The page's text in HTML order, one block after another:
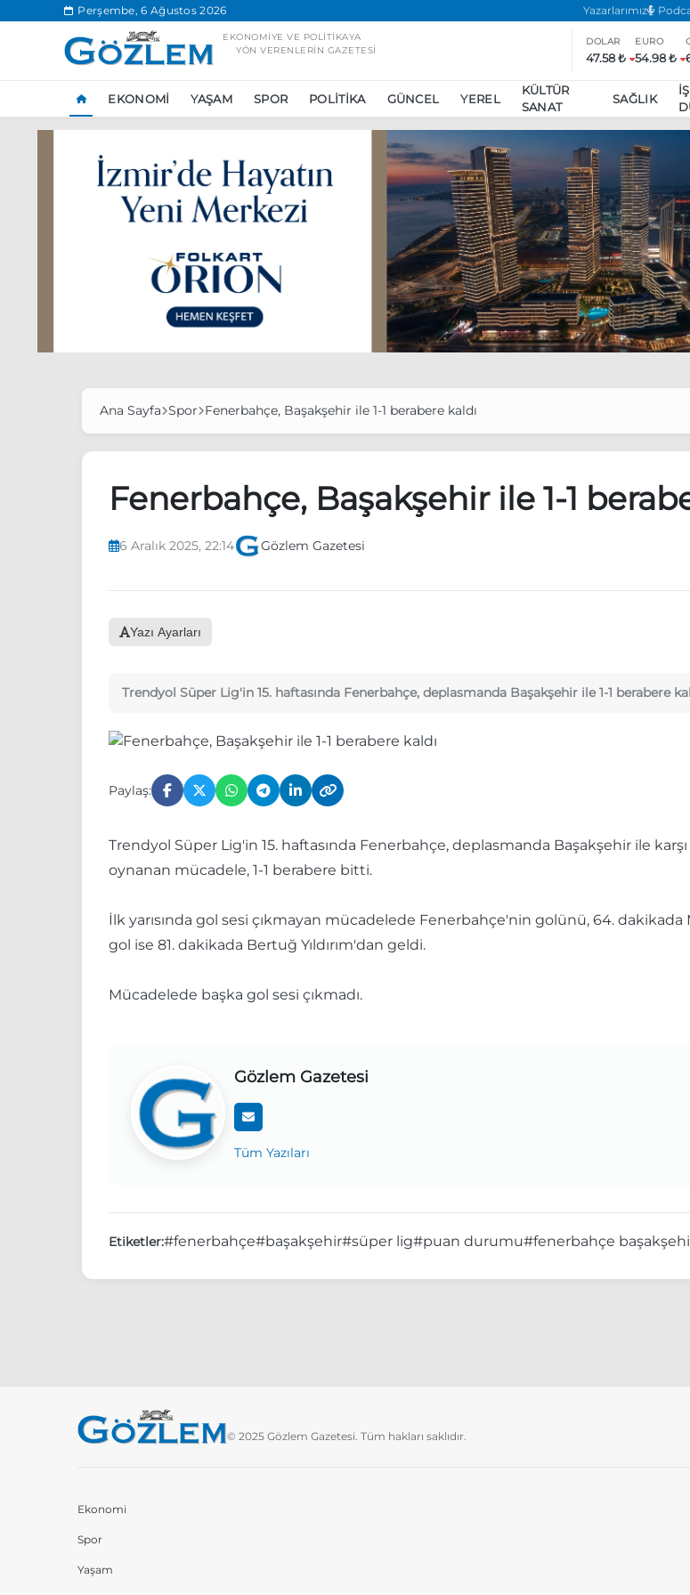
Perşembe, 6 Ağustos 2026 Yazarlarımız
EKONOMIYE VE POLITIKAYA
YÖN VERENLERIN GAZETESI
DOLAR
47.58 ₺
EURO
54.98 ₺
EKONOMI YAŞAM SPOR POLITIKA GÜNCEL YEREL
KÜLTÜR
SANAT
SAĞLIK
İŞ
Ankara’da eylem yasağı uzatıldı
Özgür Özel,
Ünlü çift bir etkinliğe daha katılmama kararı aldı
Boykot
Ana Sayfa Spor Fenerbahçe, Başakşehir ile 1-1 berabere kaldı
Fenerbahçe, Başakşehir ile 1-1
6 Aralık 2025, 22:14 Gözlem Gazetesi
Yazı Ayarları
Trendyol Süper Lig'in 15. haftasında Fenerbahçe, deplasmanda Başakşehir ile 1-1 berabere
Paylaş:
Trendyol Süper Lig'in 15. haftasında Fenerbahçe, deplasmanda Başakşehir ile
oynanan mücadele, 1-1 berabere bitti.
İlk yarısında gol sesi çıkmayan mücadelede Fenerbahçe'nin golünü, 64.
gol ise 81. dakikada Bertuğ Yıldırım'dan geldi.
Mücadelede başka gol sesi çıkmadı.
Gözlem Gazetesi
Tüm Yazıları
Etiketler:#fenerbahçe#başakşehir#süper lig#puan durumu#fenerbahçe
© 2025 Gözlem Gazetesi. Tüm hakları saklıdır.
Ekonomi
Spor
Yaşam